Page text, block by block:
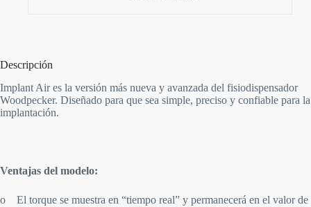
Descripción
Implant Air es la versión más nueva y avanzada del fisiodispensador
Woodpecker. Diseñado para que sea simple, preciso y confiable para la
implantación.
Ventajas del modelo:
o El torque se muestra en “tiempo real” y permanecerá en el valor de